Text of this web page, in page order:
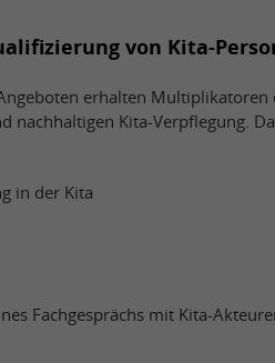
von Kita-
erhalten Multiplikatoren
nachhaltigen Kita-Verpflegung.
in der Kita
Fachgesprächs mit Kita-